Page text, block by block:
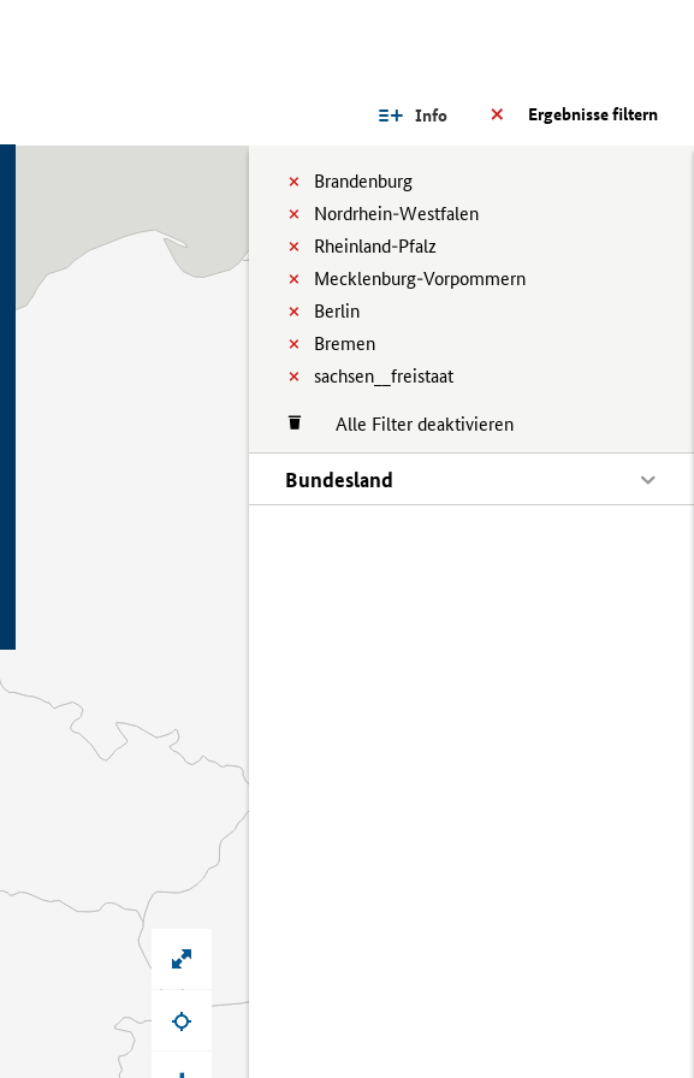
Ergebnisse filtern
Info
Brandenburg
Nordrhein-Westfalen
Rheinland-Pfalz
Mecklenburg-Vorpommern
Berlin
Bremen
sachsen__freistaat
Alle Filter deaktivieren
Bundesland